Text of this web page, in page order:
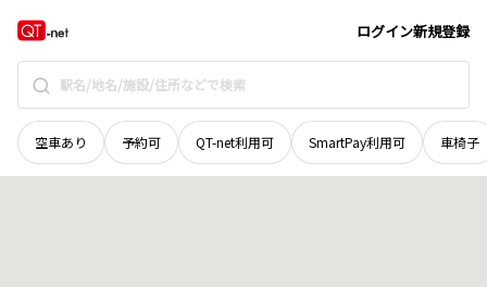
ログイン新規登録
空車あり 予約可 QT-net利用可 SmartPay利用可 車椅子
北海道